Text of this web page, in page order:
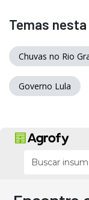
Temas
Chuvas no Rio
Governo Lula